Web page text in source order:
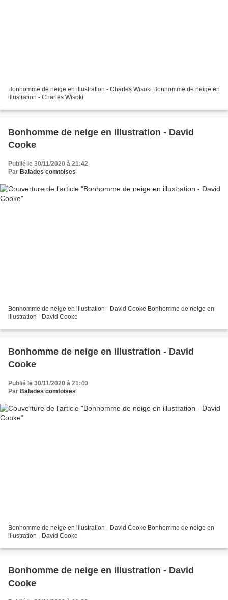
Bonhomme de neige en illustration - Charles Wisoki Bonhomme de neige en
illustration - Charles Wisoki
Bonhomme de neige en illustration - David
Cooke
Publié le 30/11/2020 à 21:42
Par Balades comtoises
Bonhomme de neige en illustration - David Cooke Bonhomme de neige en
illustration - David Cooke
Bonhomme de neige en illustration - David
Cooke
Publié le 30/11/2020 à 21:40
Par Balades comtoises
Bonhomme de neige en illustration - David Cooke Bonhomme de neige en
illustration - David Cooke
Bonhomme de neige en illustration - David
Cooke